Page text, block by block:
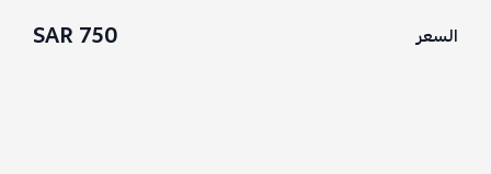
السعر 750 SAR